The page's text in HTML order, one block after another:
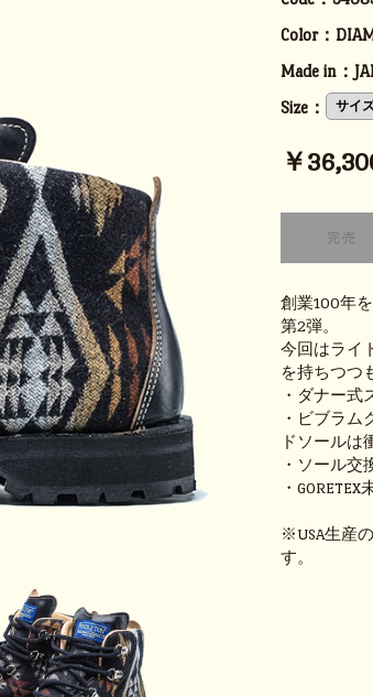
Color：
Made in：
Size：
￥
創業100年
第2弾。
今回はライ
を持ちつつ
・ダナー式
・ビブラム
ドソールは
・ソール交
・GORETEX
※USA生産
す。